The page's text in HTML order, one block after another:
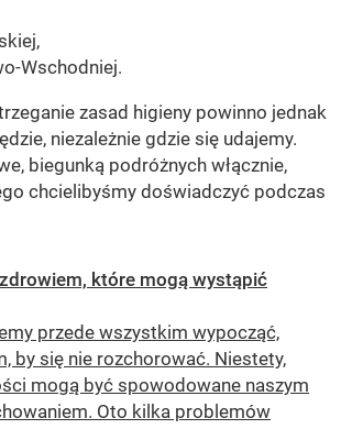
Wschodniej.
zasad higieny powinno jednak
niezależnie gdzie się udajemy.
biegunką podróżnych włącznie,
chcielibyśmy doświadczyć podczas
które mogą wystąpić
przede wszystkim wypocząć,
by się nie rozchorować. Niestety,
mogą być spowodowane naszym
Oto kilka problemów